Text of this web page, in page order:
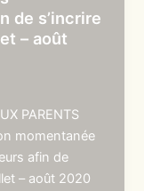
de s’incrire
– août
PARENTS
momentanée
afin de
– août 2020